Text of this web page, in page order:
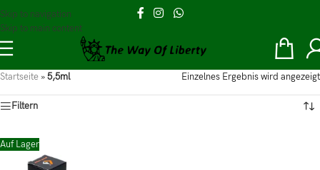
Skip to navigation
Skip to main content
Startseite »5,5ml Einzelnes Ergebnis wird angezeigt
Filtern
Auf Lager